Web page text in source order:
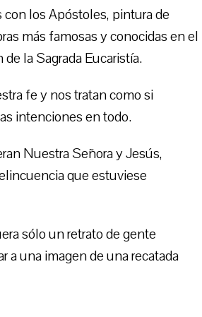
los Apóstoles, pintura de
más famosas y conocidas en el
la Sagrada Eucaristía.
fe y nos tratan como si
intenciones en todo.
Nuestra Señora y Jesús,
que estuviese
sólo un retrato de gente
a una imagen de una recatada